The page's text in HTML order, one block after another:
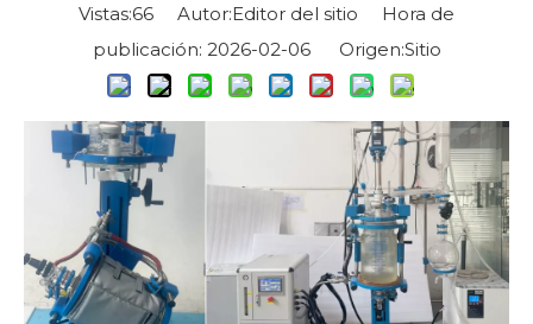
Vistas:66 Autor:Editor del sitio Hora de
publicación: 2026-02-06 Origen:Sitio